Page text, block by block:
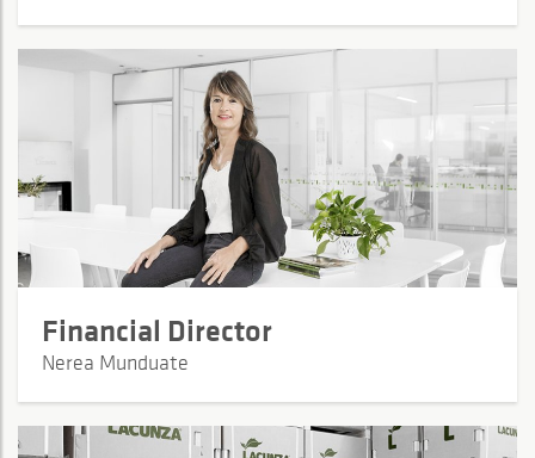
Financial Director
Nerea Munduate